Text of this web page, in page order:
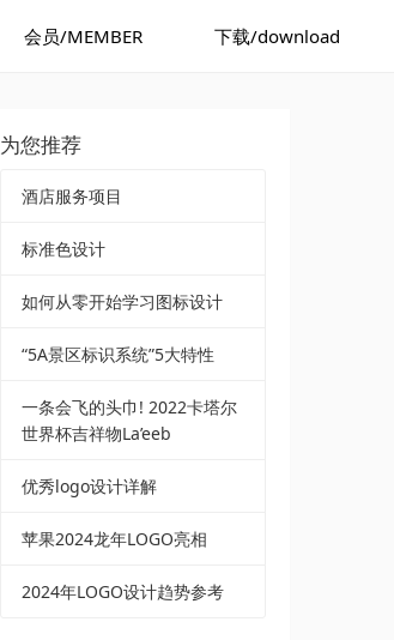
会员/MEMBER 下载/download
为您推荐
酒店服务项目
标准色设计
如何从零开始学习图标设计
“5A景区标识系统”5大特性
一条会飞的头巾! 2022卡塔尔
世界杯吉祥物La’eeb
优秀logo设计详解
苹果2024龙年LOGO亮相
2024年LOGO设计趋势参考